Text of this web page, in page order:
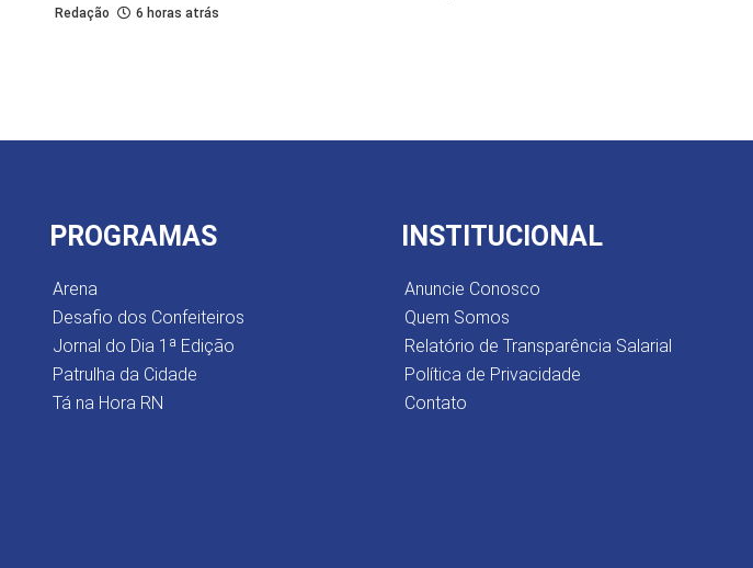
Redação 6 horas atrás
PROGRAMAS
Arena
Desafio dos Confeiteiros
Jornal do Dia 1ª Edição
Patrulha da Cidade
Tá na Hora RN
INSTITUCIONAL
Anuncie Conosco
Quem Somos
Relatório de Transparência Salarial
Política de Privacidade
Contato